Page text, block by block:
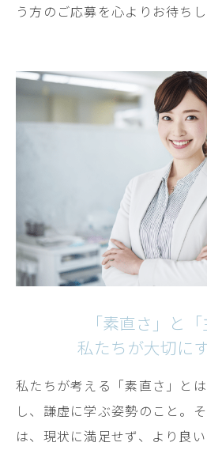
う方のご応募を心よりお待ちし
「素直さ」と「
私たちが大切に
私たちが考える「素直さ」と
し、謙虚に学ぶ姿勢のこと。
は、現状に満足せず、より良